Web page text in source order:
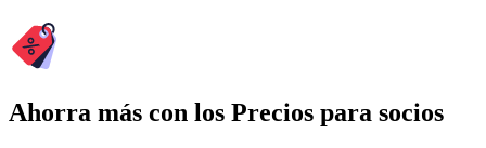
Ahorra más con los Precios para socios